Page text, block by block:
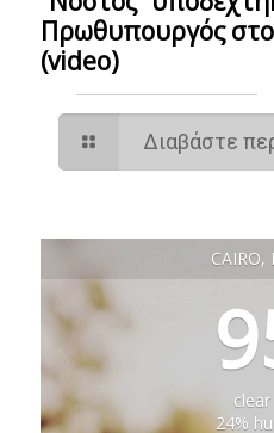
Πρωθυπουργός
(video)
Διαβάστε
CAIRO,
24%